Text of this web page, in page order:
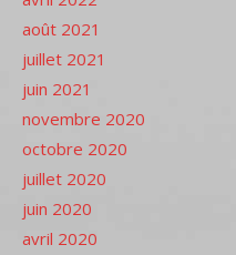
août 2021
juillet 2021
juin 2021
novembre 2020
octobre 2020
juillet 2020
juin 2020
avril 2020